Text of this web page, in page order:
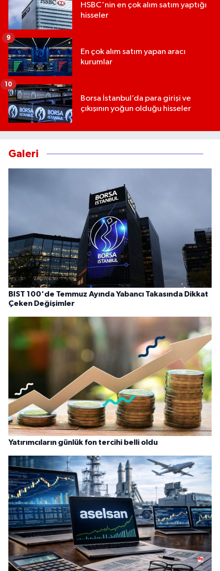
HSBC'nin en çok alım satım yaptığı
hisseler
En çok alım satım yapan aracı
kurumlar
9
Borsa İstanbul’da para girişi ve
çıkışının yoğun olduğu hisseler
10
Galeri
BIST 100'de Temmuz Ayında Yabancı Takasında Dikkat
Çeken Değişimler
Yatırımcıların günlük fon tercihi belli oldu